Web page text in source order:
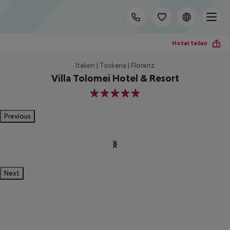
Hotel teilen
Italien | Toskana | Florenz
Villa Tolomei Hotel & Resort
5
Previous
Next